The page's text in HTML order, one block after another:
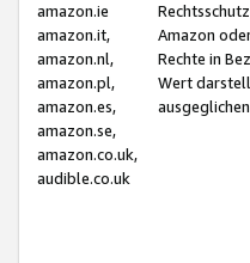
amazon.ie
amazon.it,
amazon.nl,
amazon.pl,
amazon.es,
amazon.se,
amazon.co.uk,
audible.co.uk
Amazon
Rechte in
Wert